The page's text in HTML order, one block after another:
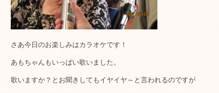
さあ今日のお楽しみはカラオケです！
あもちゃんもいっぱい歌いました。
歌いますか？とお聞きしてもイヤイヤ～と言われるのですが